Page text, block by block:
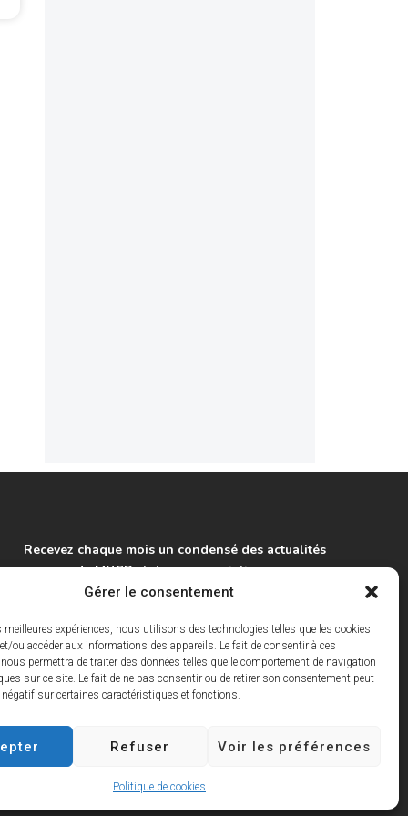
Gérer le consentement
meilleures expériences, nous utilisons des technologies telles que les cookies
ou accéder aux informations des appareils. Le fait de consentir à ces
permettra de traiter des données telles que le comportement de navigation
sur ce site. Le fait de ne pas consentir ou de retirer son consentement peut
négatif sur certaines caractéristiques et fonctions.
Refuser Voir les préférences
Politique de cookies
Recevez chaque mois un condensé des actualités
du MNCP et de ses associations.